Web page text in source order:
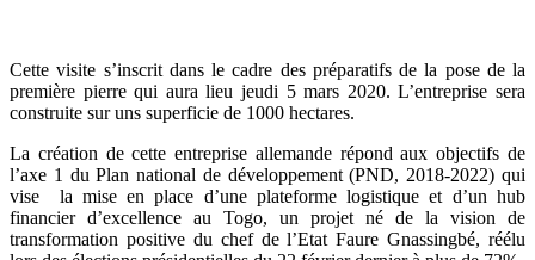
Cette visite s’inscrit dans le cadre des préparatifs de la pose de la
première pierre qui aura lieu jeudi 5 mars 2020. L’entreprise sera
construite sur uns superficie de 1000 hectares.
La création de cette entreprise allemande répond aux objectifs de
l’axe 1 du Plan national de développement (PND, 2018-2022) qui
vise la mise en place d’une plateforme logistique et d’un hub
financier d’excellence au Togo, un projet né de la vision de
transformation positive du chef de l’Etat Faure Gnassingbé, réélu